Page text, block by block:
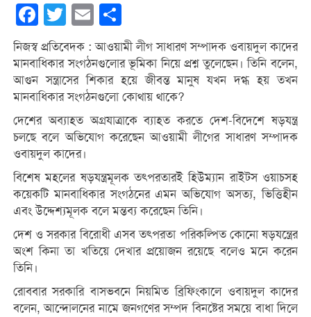
Facebook
Twitter Email
নিজস্ব প্রতিবেদক : আওয়ামী লীগ সাধারণ সম্পাদক ওবায়দুল কাদের
মানবাধিকার সংগঠনগুলোর ভূমিকা নিয়ে প্রশ্ন তুলেছেন। তিনি বলেন,
আগুন সন্ত্রাসের শিকার হয়ে জীবন্ত মানুষ যখন দগ্ধ হয় তখন
মানবাধিকার সংগঠনগুলো কোথায় থাকে?
দেশের অব্যাহত অগ্রযাত্রাকে ব্যাহত করতে দেশ-বিদেশে ষড়যন্ত্র
চলছে বলে অভিযোগ করেছেন আওয়ামী লীগের সাধারণ সম্পাদক
ওবায়দুল কাদের।
বিশেষ মহলের ষড়যন্ত্রমূলক তৎপরতারই হিউম্যান রাইটস ওয়াচসহ
কয়েকটি মানবাধিকার সংগঠনের এমন অভিযোগ অসত্য, ভিত্তিহীন
এবং উদ্দেশ্যমূলক বলে মন্তব্য করেছেন তিনি।
দেশ ও সরকার বিরোধী এসব তৎপরতা পরিকল্পিত কোনো ষড়যন্ত্রের
অংশ কিনা তা খতিয়ে দেখার প্রয়োজন রয়েছে বলেও মনে করেন
তিনি।
রোববার সরকারি বাসভবনে নিয়মিত ব্রিফিংকালে ওবায়দুল কাদের
বলেন, আন্দোলনের নামে জনগণের সম্পদ বিনষ্টের সময়ে বাধা দিলে